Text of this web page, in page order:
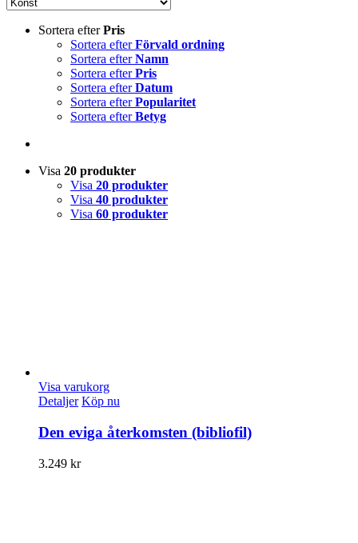
Sortera efterPris
Sortera efterFörvald ordning
Sortera efterNamn
Sortera efterPris
Sortera efterDatum
Sortera efterPopularitet
Sortera efterBetyg
Visa 20 produkter
Visa 20 produkter
Visa 40 produkter
Visa 60 produkter
Visa varukorg
Detaljer Köp nu
Den eviga återkomsten (bibliofil)
3.249 kr